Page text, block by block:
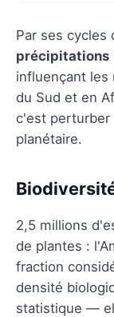
Par ses cycles
précipitations
influençant les
du Sud et en
c'est perturber
planétaire.
2,5 millions
de plantes :
fraction
densité
statistique —